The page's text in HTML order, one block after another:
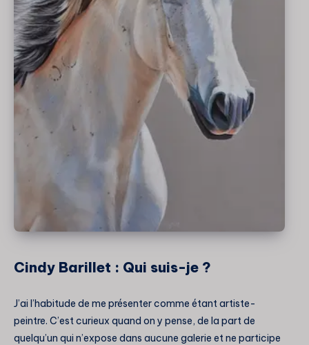
Cindy Barillet : Qui suis-je ?
J’ai l’habitude de me présenter comme étant artiste-
peintre. C’est curieux quand on y pense, de la part de
quelqu’un qui n’expose dans aucune galerie et ne participe